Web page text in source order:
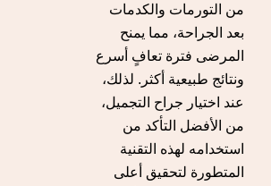
من التورمات والكدمات
بعد الجراحة، مما يمنح
المرضى فترة تعافٍ أسرع
ونتائج طبيعية أكثر. لذلك،
عند اختيار جراح التجميل،
من الأفضل التأكد من
استخدامه لهذه التقنية
المتطورة لتحقيق أعلى